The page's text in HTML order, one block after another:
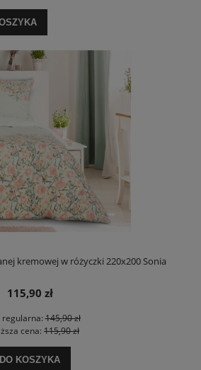
kremowej w różyczki 220x200 Sonia
115,90 zł
regularna:145,90 zł
cena: 115,90 zł
DO KOSZYKA